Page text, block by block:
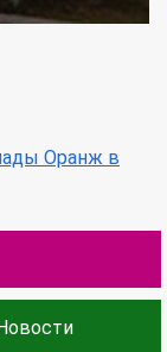
Оранж в